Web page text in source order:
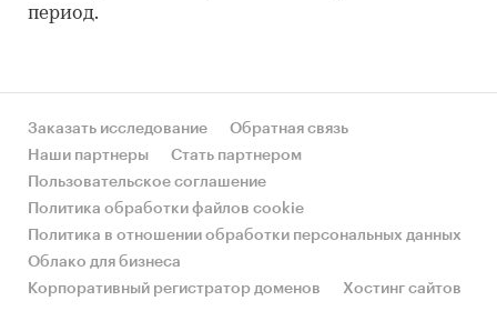
период.
Заказать исследование
Обратная связь
Наши партнеры
Стать партнером
Пользовательское соглашение
Политика обработки файлов cookie
Политика в отношении обработки персональных данных
Облако для бизнеса
Корпоративный регистратор доменов
Хостинг сайтов